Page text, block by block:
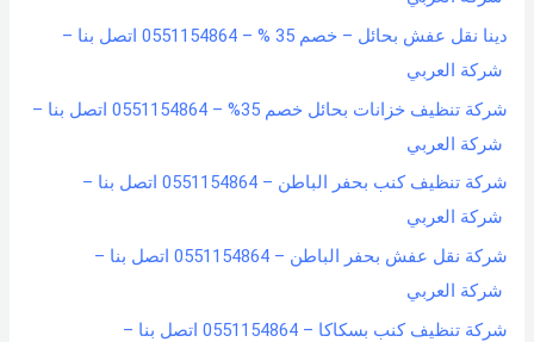
دينا نقل عفش بحائل – خصم 35 % – 0551154864 اتصل بنا –
شركة العربي
شركة تنظيف خزانات بحائل خصم 35% – 0551154864 اتصل بنا –
شركة العربي
شركة تنظيف كنب بحفر الباطن – 0551154864 اتصل بنا –
شركة العربي
شركة نقل عفش بحفر الباطن – 0551154864 اتصل بنا –
شركة العربي
شركة تنظيف كنب بسكاكا – 0551154864 اتصل بنا –